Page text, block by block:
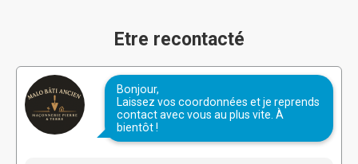
Etre recontacté
Bonjour,
Laissez vos coordonnées et je reprends
contact avec vous au plus vite. À
bientôt !